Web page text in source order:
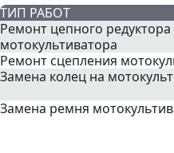
ТИП РАБОТ
Ремонт цепного редуктора
мотокультиватора
Ремонт сцепления
Замена колец на
Замена ремня